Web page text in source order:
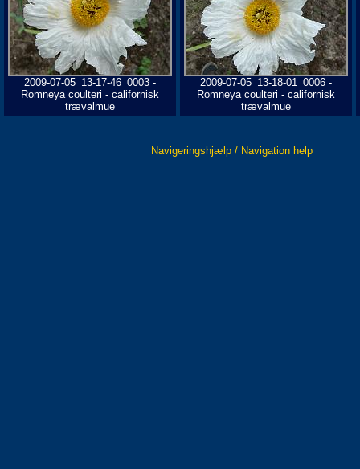
2009-07-05_13-17-46_0003 -
Romneya coulteri - californisk
trævalmue
2009-07-05_13-18-01_0006 -
Romneya coulteri - californisk
trævalmue
Navigeringshjælp / Navigation help